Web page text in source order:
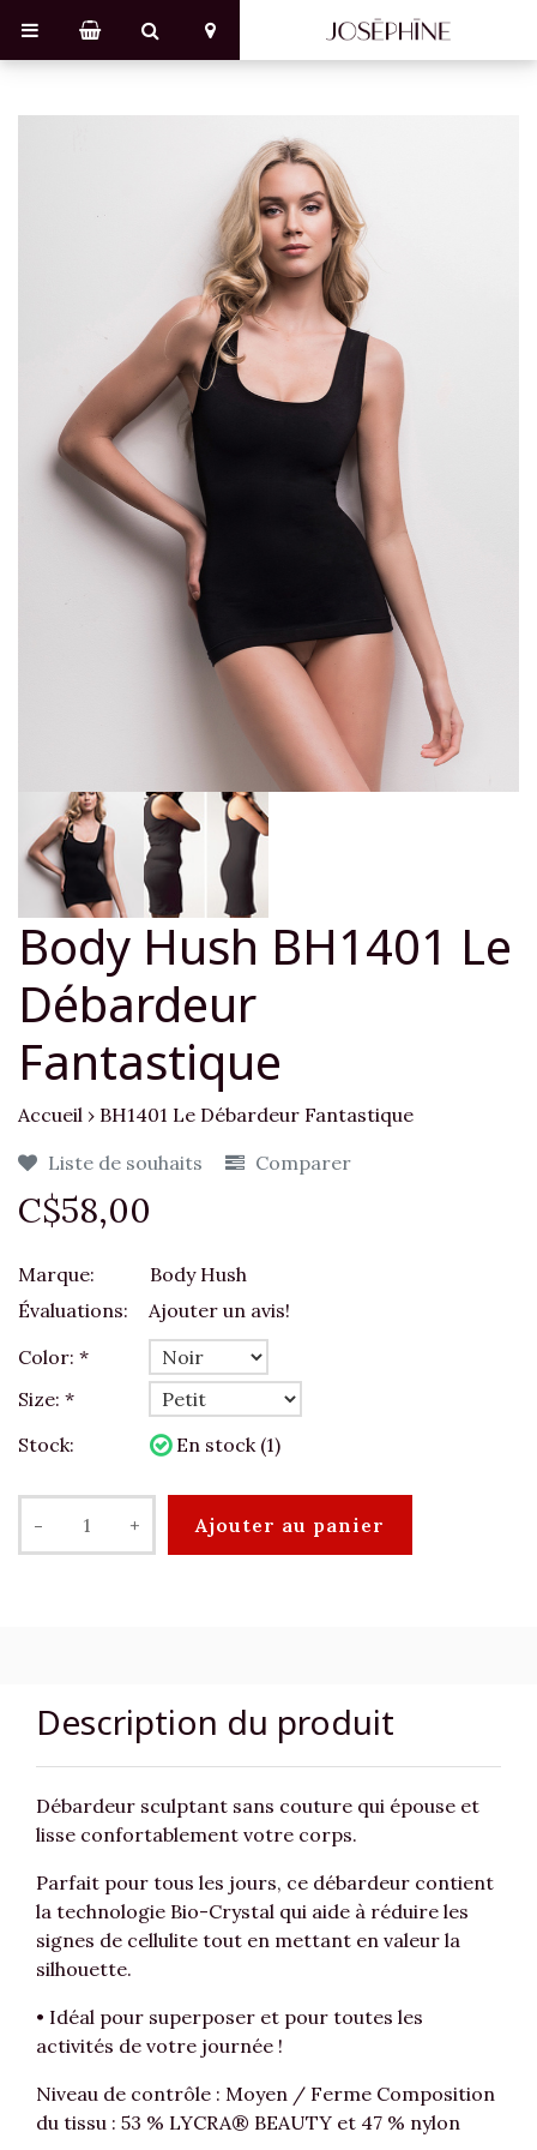
Body Hush BH1401 Le
Débardeur
Fantastique
Accueil › BH1401 Le Débardeur Fantastique
Liste de souhaits
Comparer
C$58,00
Marque:
Body Hush
Évaluations:
Ajouter un avis!
Color: *
Size: *
Stock:
En stock (1)
- + Ajouter au panier
Description du produit
Débardeur sculptant sans couture qui épouse et
lisse confortablement votre corps.
Parfait pour tous les jours, ce débardeur contient
la technologie Bio-Crystal qui aide à réduire les
signes de cellulite tout en mettant en valeur la
silhouette.
• Idéal pour superposer et pour toutes les
activités de votre journée !
Niveau de contrôle : Moyen / Ferme Composition
du tissu : 53 % LYCRA® BEAUTY et 47 % nylon